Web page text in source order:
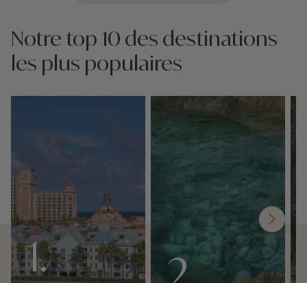
Notre top 10 des destinations
les plus populaires